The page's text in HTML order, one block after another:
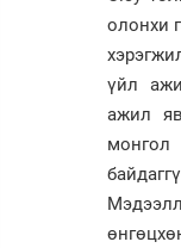
олонхи
үйл
ажил